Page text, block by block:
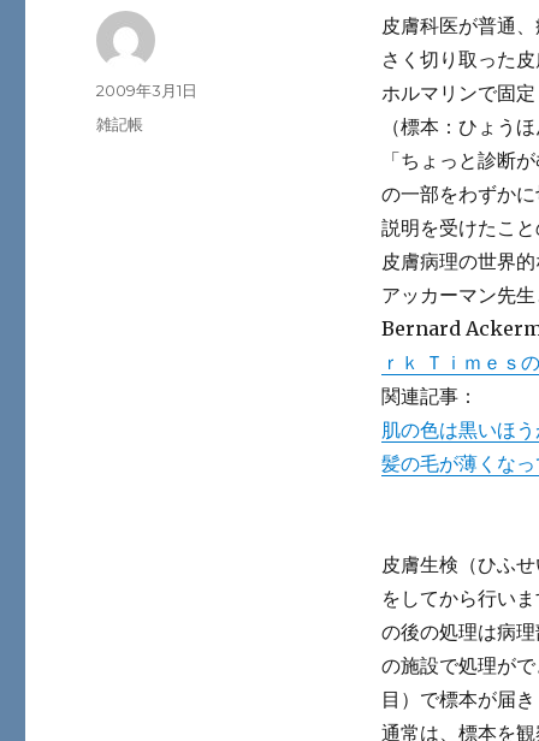
皮膚科医が普通
さく切り取った
ホルマリンで固
（標本：ひょう
「ちょっと診断
の一部をわずか
説明を受けたこ
皮膚病理の世界
アッカーマン先
Bernard
ｒｋ Ｔｉｍｅｓ
関連記事：
肌の色は黒いほ
髪の毛が薄くな
皮膚生検（ひふ
をしてから行い
の後の処理は病
の施設で処理が
目）で標本が届
通常は、標本を
投
稿
投
稿
2009年3月1日
カ
雑記帳